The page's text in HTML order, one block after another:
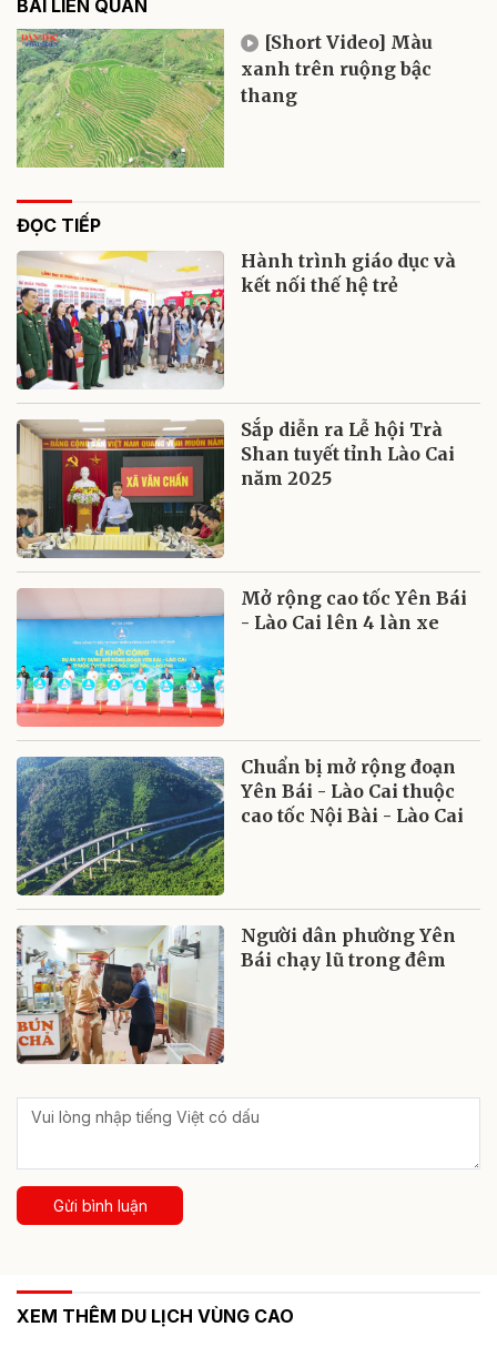
BÀI LIÊN QUAN
[Short Video] Màu
xanh trên ruộng bậc
thang
ĐỌC TIẾP
Hành trình giáo dục và
kết nối thế hệ trẻ
Sắp diễn ra Lễ hội Trà
Shan tuyết tỉnh Lào Cai
năm 2025
Mở rộng cao tốc Yên Bái
- Lào Cai lên 4 làn xe
Chuẩn bị mở rộng đoạn
Yên Bái - Lào Cai thuộc
cao tốc Nội Bài - Lào Cai
Người dân phường Yên
Bái chạy lũ trong đêm
Gửi bình luận
XEM THÊM DU LỊCH VÙNG CAO